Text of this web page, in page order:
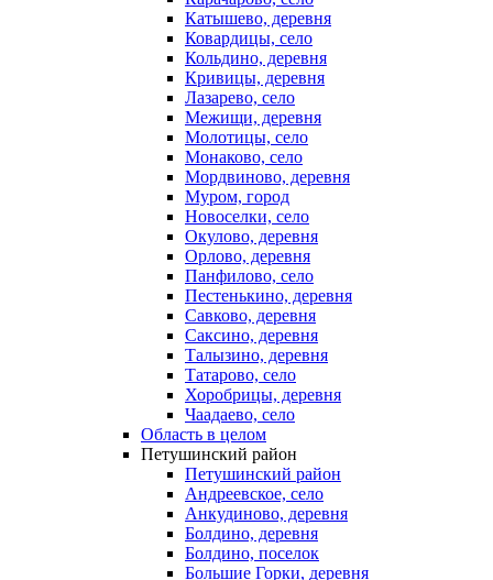
Катышево, деревня
Ковардицы, село
Кольдино, деревня
Кривицы, деревня
Лазарево, село
Межищи, деревня
Молотицы, село
Монаково, село
Мордвиново, деревня
Муром, город
Новоселки, село
Окулово, деревня
Орлово, деревня
Панфилово, село
Пестенькино, деревня
Савково, деревня
Саксино, деревня
Талызино, деревня
Татарово, село
Хоробрицы, деревня
Чаадаево, село
Область в целом
Петушинский район
Петушинский район
Андреевское, село
Анкудиново, деревня
Болдино, деревня
Болдино, поселок
Большие Горки, деревня